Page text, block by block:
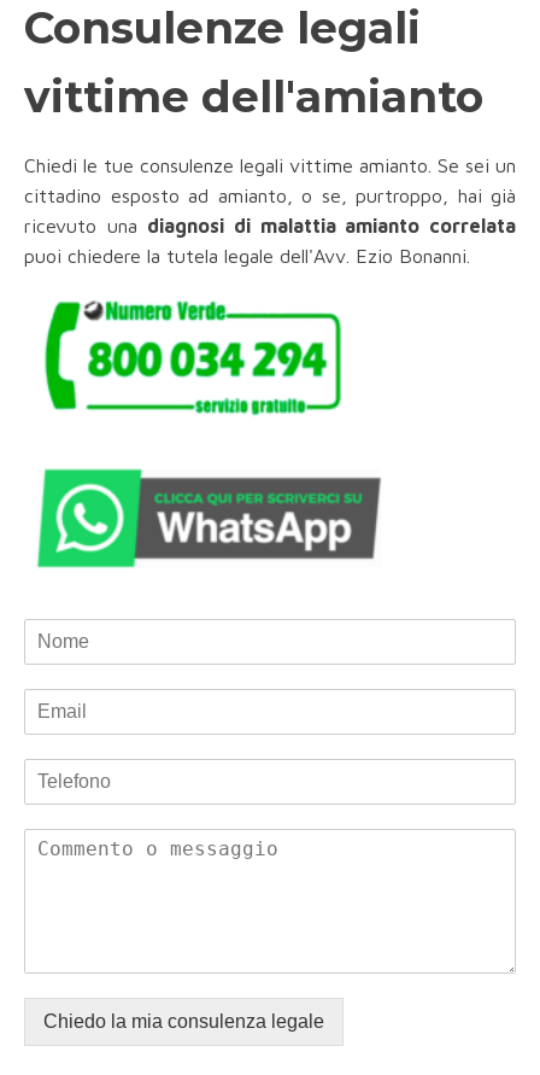
Consulenze legali
vittime dell'amianto
Chiedi le tue consulenze legali vittime amianto. Se sei un
cittadino esposto ad amianto, o se, purtroppo, hai già
ricevuto una diagnosi di malattia amianto correlata
puoi chiedere la tutela legale dell'Avv. Ezio Bonanni.
Chiedo la mia consulenza legale